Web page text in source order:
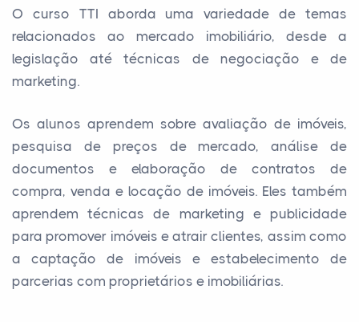
O curso TTI aborda uma variedade de temas
relacionados ao mercado imobiliário, desde a
legislação até técnicas de negociação e de
marketing.
Os alunos aprendem sobre avaliação de imóveis,
pesquisa de preços de mercado, análise de
documentos e elaboração de contratos de
compra, venda e locação de imóveis. Eles também
aprendem técnicas de marketing e publicidade
para promover imóveis e atrair clientes, assim como
a captação de imóveis e estabelecimento de
parcerias com proprietários e imobiliárias.